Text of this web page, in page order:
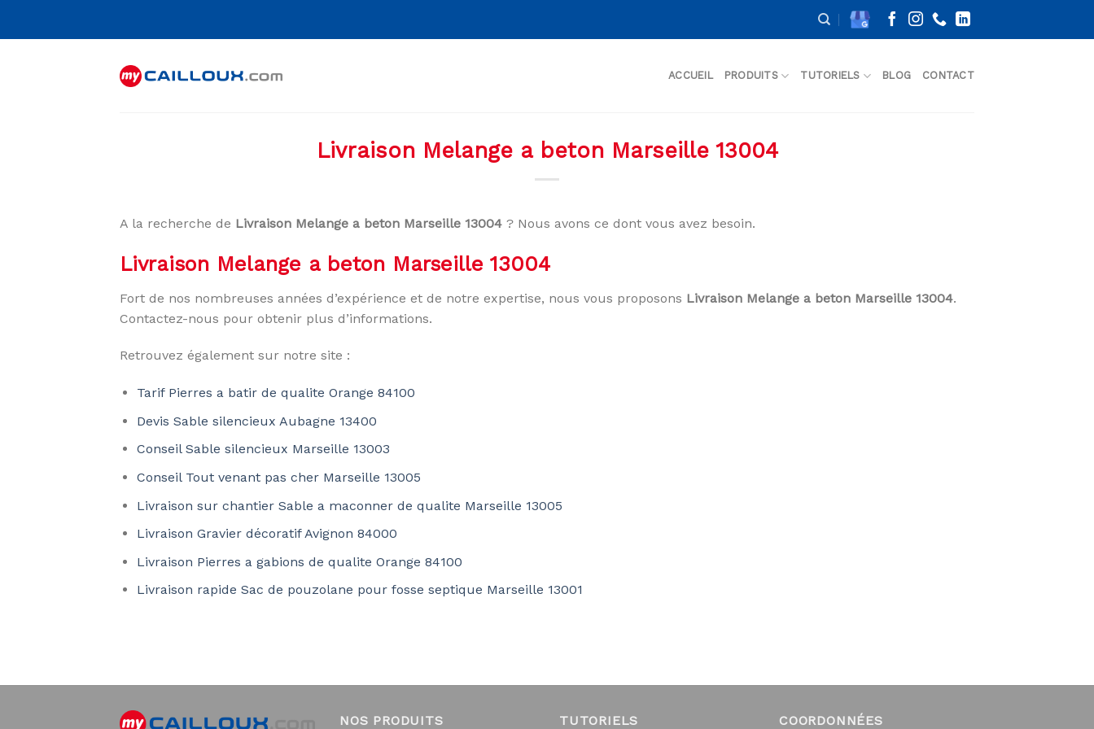
ACCUEIL PRODUITS TUTORIELS BLOG CONTACT
Livraison Melange a beton Marseille 13004
A la recherche de Livraison Melange a beton Marseille 13004 ? Nous avons ce dont vous avez besoin.
Livraison Melange a beton Marseille 13004
Fort de nos nombreuses années d’expérience et de notre expertise, nous vous proposons Livraison Melange a beton Marseille 13004.
Contactez-nous pour obtenir plus d’informations.
Retrouvez également sur notre site :
Tarif Pierres a batir de qualite Orange 84100
Devis Sable silencieux Aubagne 13400
Conseil Sable silencieux Marseille 13003
Conseil Tout venant pas cher Marseille 13005
Livraison sur chantier Sable a maconner de qualite Marseille 13005
Livraison Gravier décoratif Avignon 84000
Livraison Pierres a gabions de qualite Orange 84100
Livraison rapide Sac de pouzolane pour fosse septique Marseille 13001
NOS PRODUITS TUTORIELS COORDONNÉES